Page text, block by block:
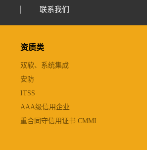
联系我们
资质类
双软、系统集成
安防
ITSS
AAA级信用企业
重合同守信用证书 CMMI